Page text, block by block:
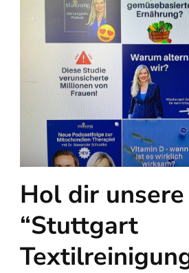
Hol dir
“Stuttgart